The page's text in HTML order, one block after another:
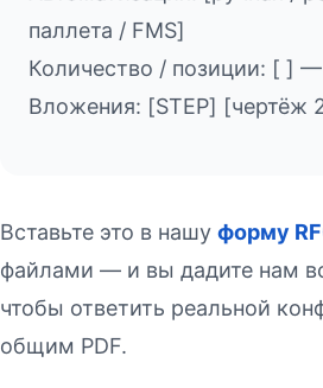
паллета / FMS]
Количество / позиции: [ ]
Вложения: [STEP] [чертёж
Вставьте это в нашу форму
файлами — и вы дадите нам
чтобы ответить реальной
общим PDF.